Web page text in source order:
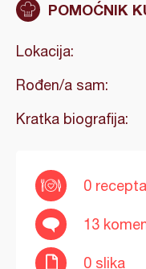
POMOĆNIK
Lokacija:
Rođen/a sam:
Kratka biografija:
0 recepta
13
0 slika